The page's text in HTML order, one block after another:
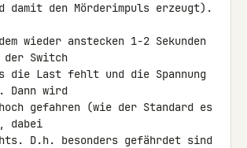
damit den Mörderimpuls erzeugt).
wieder anstecken 1-2 Sekunden
Switch
die Last fehlt und die Spannung
Dann wird
gefahren (wie der Standard es
dabei
D.h. besonders gefährdet sind